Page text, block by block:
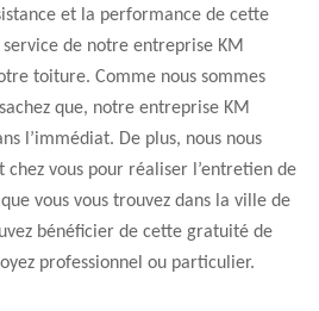
et la performance de cette
de notre entreprise KM
toiture. Comme nous sommes
que, notre entreprise KM
l’immédiat. De plus, nous nous
vous pour réaliser l’entretien de
vous vous trouvez dans la ville de
bénéficier de cette gratuité de
professionnel ou particulier.